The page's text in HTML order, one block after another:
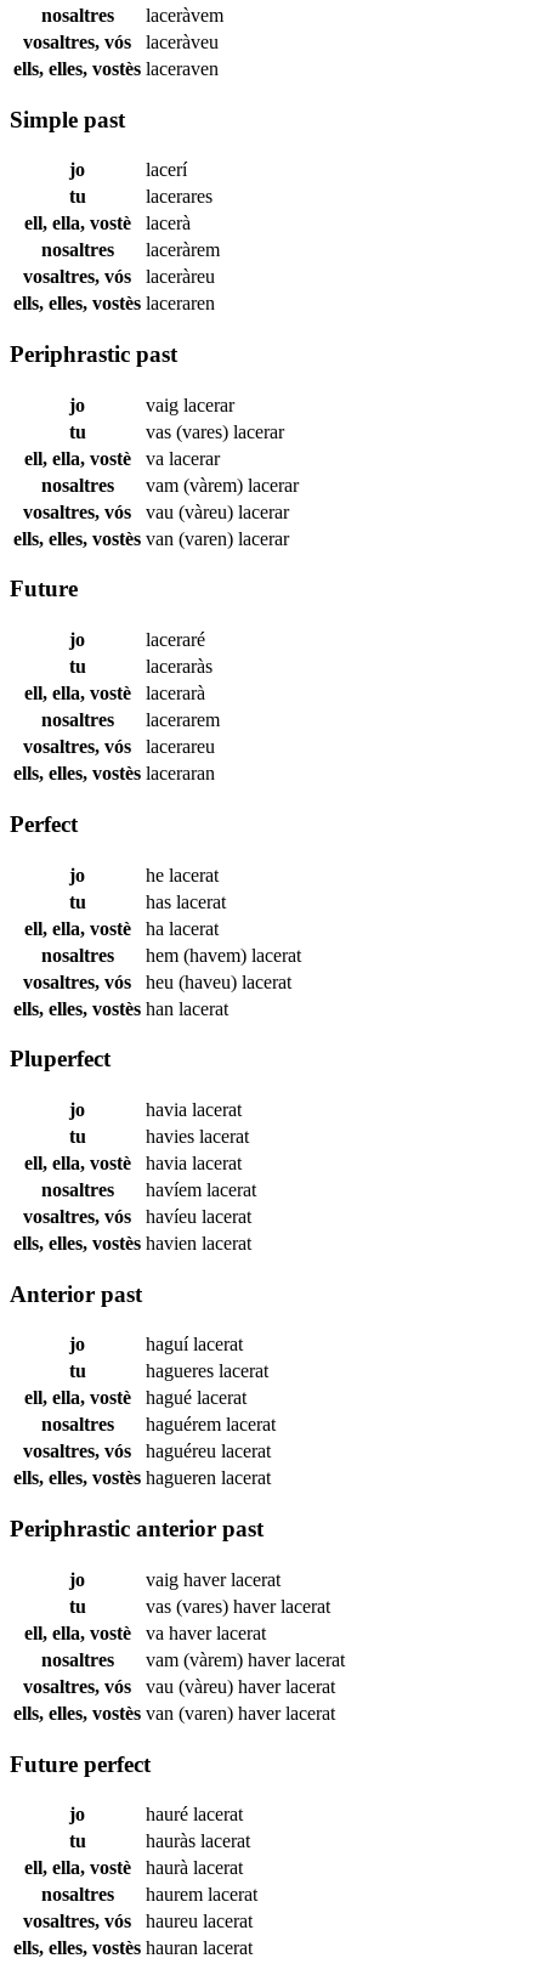
nosaltres
laceràvem
vosaltres, vós
laceràveu
ells, elles, vostès laceraven
Simple past
jo
lacerí
tu
lacerares
ell, ella, vostè
lacerà
nosaltres
laceràrem
vosaltres, vós
laceràreu
ells, elles, vostès laceraren
Periphrastic past
jo vaig lacerar
tu
vas (vares) lacerar
ell, ella, vostè
va lacerar
nosaltres
vam (vàrem) lacerar
vosaltres, vós
vau (vàreu) lacerar
ells, elles, vostès van (varen) lacerar
Future
jo
laceraré
tu
laceraràs
ell, ella, vostè
lacerarà
nosaltres
lacerarem
vosaltres, vós
lacerareu
ells, elles, vostès laceraran
Perfect
jo he lacerat
tu
has lacerat
ell, ella, vostè
ha lacerat
nosaltres
hem (havem) lacerat
vosaltres, vós
heu (haveu) lacerat
ells, elles, vostès han lacerat
Pluperfect
jo havia lacerat
tu
havies lacerat
ell, ella, vostè
havia lacerat
nosaltres
havíem lacerat
vosaltres, vós
havíeu lacerat
ells, elles, vostès havien lacerat
Anterior past
jo haguílacerat
tu
hagueres lacerat
ell, ella, vostè
hagué lacerat
nosaltres
haguérem lacerat
vosaltres, vós
haguéreu lacerat
ells, elles, vostès hagueren lacerat
Periphrastic anterior past
jo vaig haverlacerat
tu
vas (vares) haverlacerat
ell, ella, vostè
va haverlacerat
nosaltres
vam (vàrem) haverlacerat
vosaltres, vós
vau (vàreu) haverlacerat
ells, elles, vostès van (varen) haverlacerat
Future perfect
jo hauré lacerat
tu
hauràs lacerat
ell, ella, vostè
haurà lacerat
nosaltres
haurem lacerat
vosaltres, vós
haureu lacerat
ells, elles, vostès hauran lacerat